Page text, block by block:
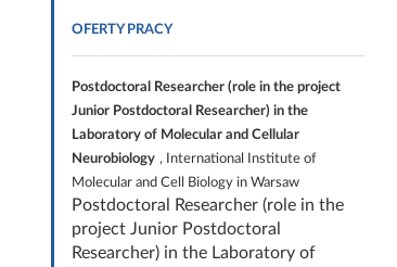
OFERTY PRACY
Postdoctoral Researcher (role in the project
Junior Postdoctoral Researcher) in the
Laboratory of Molecular and Cellular
Neurobiology , International Institute of
Molecular and Cell Biology in Warsaw
Postdoctoral Researcher (role in the
project Junior Postdoctoral
Researcher) in the Laboratory of